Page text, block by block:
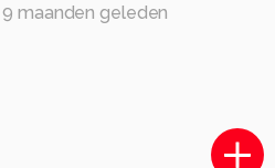
9 maanden geleden